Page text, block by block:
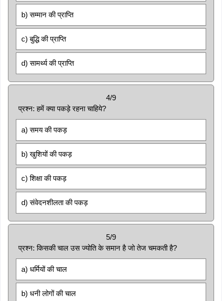
b) सम्मान की प्राप्ति
c) बुद्धि की प्राप्ति
d) सामर्थ्य की प्राप्ति
4/9
प्रश्न: हमें क्या पकड़े रहना चाहिये?
a) समय की पकड़
b) खुशियों की पकड़
c) शिक्षा की पकड़
d) संवेदनशीलता की पकड़
5/9
प्रश्न: किसकी चाल उस ज्योति के समान है जो तेज चमकती है?
a) धर्मियों की चाल
b) धनी लोगों की चाल